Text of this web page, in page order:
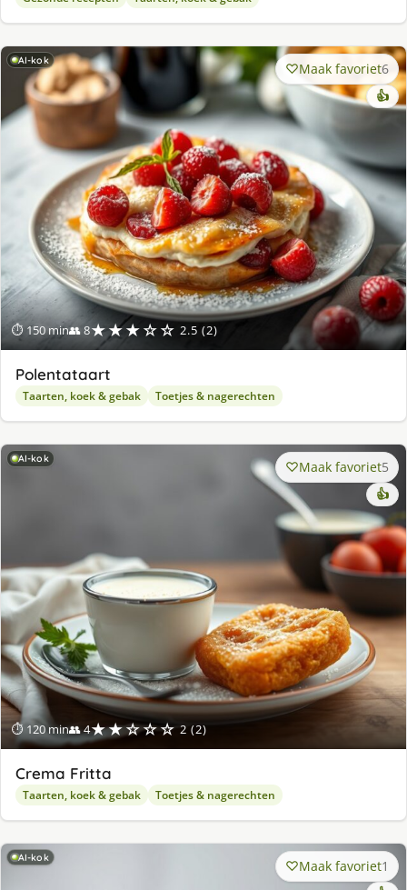
AI-kok
⏱ 150 min👥 8★★★☆☆ 2.5 (2)
Maak favoriet6
👍
Polentataart
Taarten, koek & gebak Toetjes & nagerechten
AI-kok
⏱ 120 min👥 4★★☆☆☆ 2 (2)
Maak favoriet5
👍
Crema Fritta
Taarten, koek & gebak Toetjes & nagerechten
AI-kok Maak favoriet1